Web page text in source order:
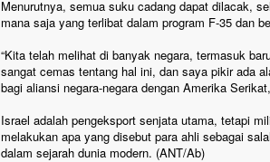
Menurutnya, semua suku cadang dapat dilacak,
mana saja yang terlibat dalam program F-35 dan
“Kita telah melihat di banyak negara, termasuk
sangat cemas tentang hal ini, dan saya pikir ada
bagi aliansi negara-negara dengan Amerika
Israel adalah pengeksport senjata utama, tetapi
melakukan apa yang disebut para ahli sebagai
dalam sejarah dunia modern. (ANT/Ab)